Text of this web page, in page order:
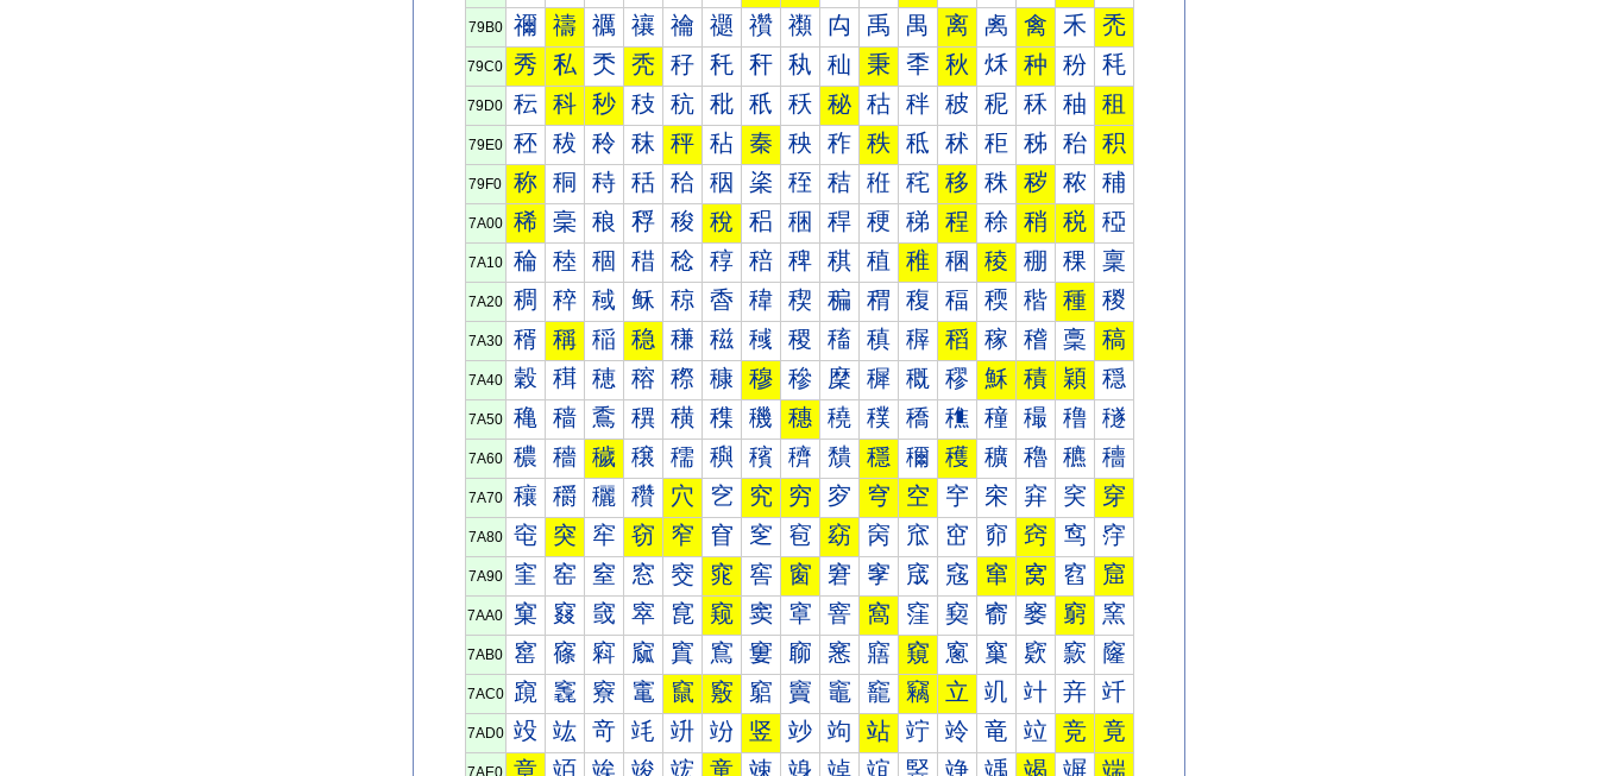
79B0 禰 禱 禲 禳 禴 禵 禶 禷 禸 禹 禺 离 禼 禽 禾 禿
79C0 秀 私 秂 秃 秄 秅 秆 秇 秈 秉 秊 秋 秌 种 秎 秏
79D0 秐 科 秒 秓 秔 秕 秖 秗 秘 秙 秚 秛 秜 秝 秞 租
79E0 秠 秡 秢 秣 秤 秥 秦 秧 秨 秩 秪 秫 秬 秭 秮 积
79F0 称 秱 秲 秳 秴 秵 秶 秷 秸 秹 秺 移 秼 秽 秾 秿
7A00 稀 稁 稂 稃 稄 稅 稆 稇 稈 稉 稊 程 稌 稍 税 稏
7A10 稐 稑 稒 稓 稔 稕 稖 稗 稘 稙 稚 稛 稜 稝 稞 稟
7A20 稠 稡 稢 稣 稤 稥 稦 稧 稨 稩 稪 稫 稬 稭 種 稯
7A30 稰 稱 稲 稳 稴 稵 稶 稷 稸 稹 稺 稻 稼 稽 稾 稿
7A40 穀 穁 穂 穃 穄 穅 穆 穇 穈 穉 穊 穋 穌 積 穎 穏
7A50 穐 穑 穒 穓 穔 穕 穖 穗 穘 穙 穚 穛 穜 穝 穞 穟
7A60 穠 穡 穢 穣 穤 穥 穦 穧 穨 穩 穪 穫 穬 穭 穮 穯
7A70 穰 穱 穲 穳 穴 穵 究 穷 穸 穹 空 穻 穼 穽 穾 穿
7A80 窀 突 窂 窃 窄 窅 窆 窇 窈 窉 窊 窋 窌 窍 窎 窏
7A90 窐 窑 窒 窓 窔 窕 窖 窗 窘 窙 窚 窛 窜 窝 窞 窟
7AA0 窠 窡 窢 窣 窤 窥 窦 窧 窨 窩 窪 窫 窬 窭 窮 窯
7AB0 窰 窱 窲 窳 窴 窵 窶 窷 窸 窹 窺 窻 窼 窽 窾 窿
7AC0 竀 竁 竂 竃 竄 竅 竆 竇 竈 竉 竊 立 竌 竍 竎 竏
7AD0 竐 竑 竒 竓 竔 竕 竖 竗 竘 站 竚 竛 竜 竝 竞 竟
7AE0 章 竡 竢 竣 竤 童 竦 竧 竨 竩 竪 竫 竬 竭 竮 端